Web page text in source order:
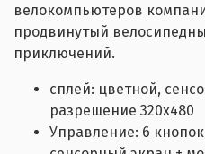
велокомпьютеров
продвинутый
приключений.
сплей: цветной,
разрешение 320х480
Управление: 6